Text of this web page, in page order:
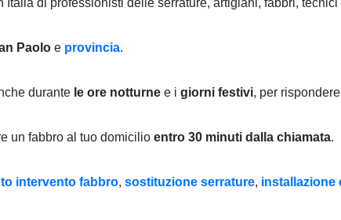
Italia di professionisti delle serrature, artigiani, fabbri,
Paolo e provincia.
durante le ore notturne e i giorni festivi, per
un fabbro al tuo domicilio entro 30 minuti dalla chiamata.
intervento fabbro, sostituzione serrature, installazione